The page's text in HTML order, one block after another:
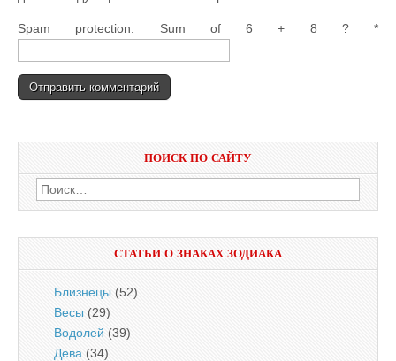
Spam protection: Sum of 6 + 8 ? *
ПОИСК ПО САЙТУ
Найти:
СТАТЬИ О ЗНАКАХ ЗОДИАКА
Близнецы (52)
Весы (29)
Водолей (39)
Дева (34)